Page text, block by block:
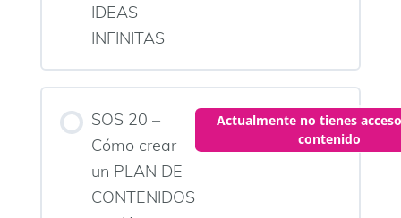
IDEAS
INFINITAS
SOS 20 –
Cómo crear
un PLAN DE
CONTENIDOS
Actualmente no tienes
contenido